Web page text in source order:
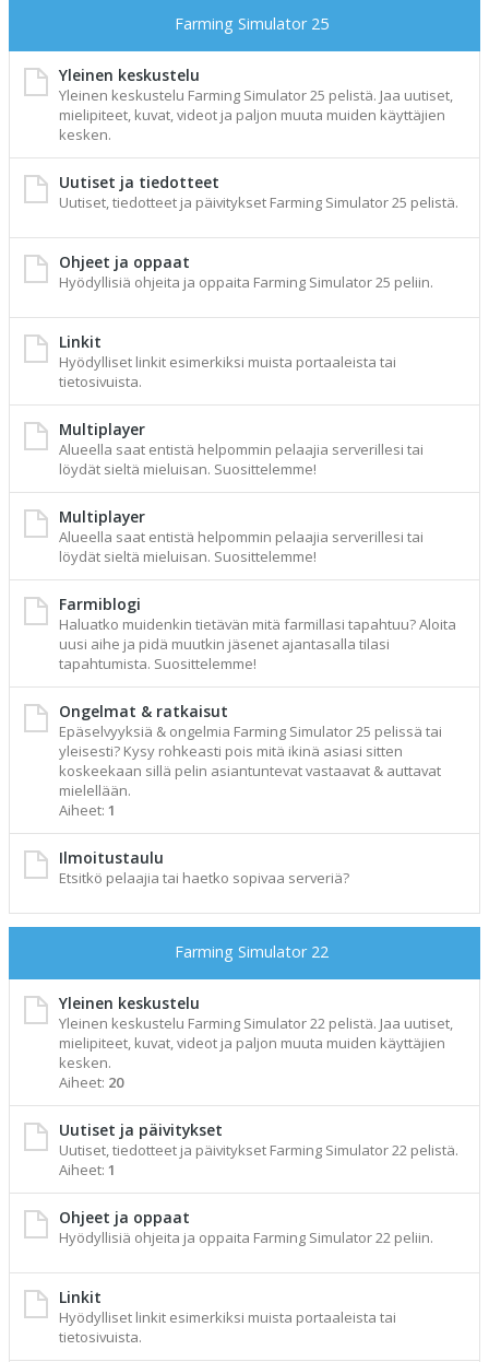
Farming Simulator 25
Yleinen keskustelu
Yleinen keskustelu Farming Simulator 25 pelistä. Jaa uutiset,
mielipiteet, kuvat, videot ja paljon muuta muiden käyttäjien
kesken.
Uutiset ja tiedotteet
Uutiset, tiedotteet ja päivitykset Farming Simulator 25 pelistä.
Ohjeet ja oppaat
Hyödyllisiä ohjeita ja oppaita Farming Simulator 25 peliin.
Linkit
Hyödylliset linkit esimerkiksi muista portaaleista tai
tietosivuista.
Multiplayer
Alueella saat entistä helpommin pelaajia serverillesi tai
löydät sieltä mieluisan. Suosittelemme!
Multiplayer
Alueella saat entistä helpommin pelaajia serverillesi tai
löydät sieltä mieluisan. Suosittelemme!
Farmiblogi
Haluatko muidenkin tietävän mitä farmillasi tapahtuu? Aloita
uusi aihe ja pidä muutkin jäsenet ajantasalla tilasi
tapahtumista. Suosittelemme!
Ongelmat & ratkaisut
Epäselvyyksiä & ongelmia Farming Simulator 25 pelissä tai
yleisesti? Kysy rohkeasti pois mitä ikinä asiasi sitten
koskeekaan sillä pelin asiantuntevat vastaavat & auttavat
mielellään.
Aiheet: 1
Ilmoitustaulu
Etsitkö pelaajia tai haetko sopivaa serveriä?
Farming Simulator 22
Yleinen keskustelu
Yleinen keskustelu Farming Simulator 22 pelistä. Jaa uutiset,
mielipiteet, kuvat, videot ja paljon muuta muiden käyttäjien
kesken.
Aiheet: 20
Uutiset ja päivitykset
Uutiset, tiedotteet ja päivitykset Farming Simulator 22 pelistä.
Aiheet: 1
Ohjeet ja oppaat
Hyödyllisiä ohjeita ja oppaita Farming Simulator 22 peliin.
Linkit
Hyödylliset linkit esimerkiksi muista portaaleista tai
tietosivuista.